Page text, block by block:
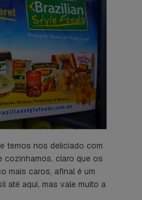
temos nos deliciado com
cozinhamos, claro que os
mais caros, afinal é um
até aqui, mas vale muito a